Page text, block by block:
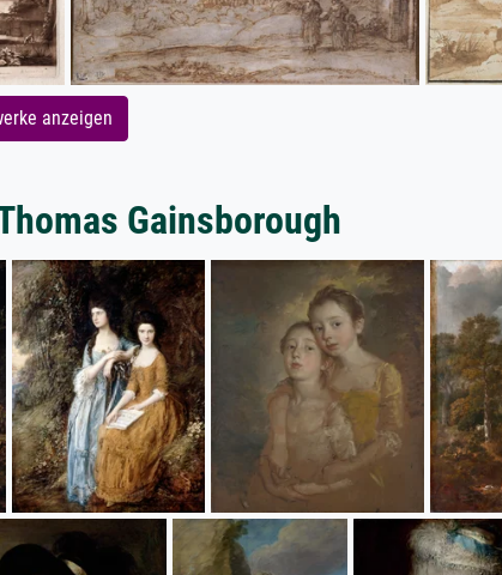
anzeigen
Gainsborough